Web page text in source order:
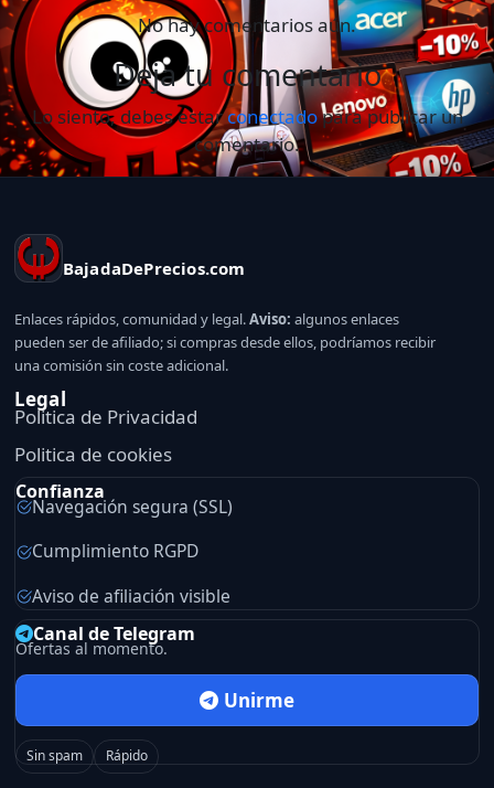
No hay comentarios aún.
Deja tu comentario
Lo siento, debes estarconectadopara publicar un
comentario.
BajadaDePrecios.com
Enlaces rápidos, comunidad y legal.Aviso: algunos enlaces
pueden ser de afiliado; si compras desde ellos, podríamos recibir
una comisión sin coste adicional.
Legal
Politica de Privacidad
Politica de cookies
Confianza
Navegación segura (SSL)
Cumplimiento RGPD
Aviso de afiliación visible
Canal de Telegram
Ofertas al momento.
Unirme
Sin spam Rápido